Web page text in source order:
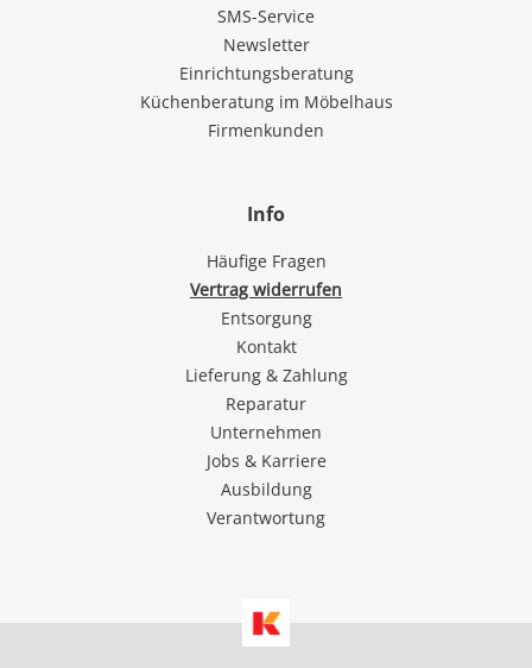
SMS-Service
Newsletter
Einrichtungsberatung
Küchenberatung im Möbelhaus
Firmenkunden
Info
Häufige Fragen
Vertrag widerrufen
Entsorgung
Kontakt
Lieferung & Zahlung
Reparatur
Unternehmen
Jobs & Karriere
Ausbildung
Verantwortung